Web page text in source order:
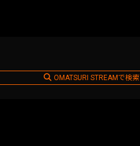
OMATSURI STREAMで検索